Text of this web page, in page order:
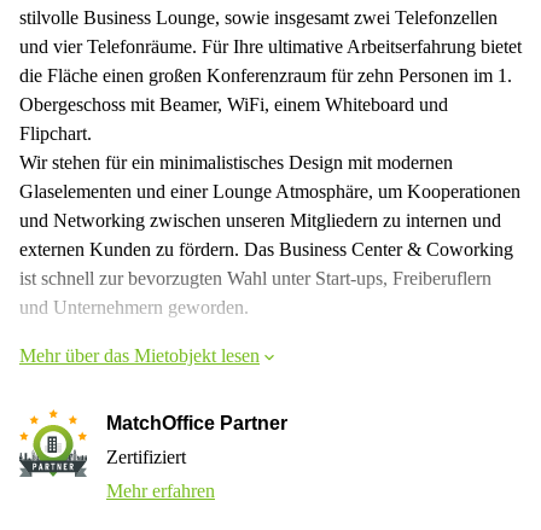
stilvolle Business Lounge, sowie insgesamt zwei Telefonzellen
und vier Telefonräume. Für Ihre ultimative Arbeitserfahrung bietet
die Fläche einen großen Konferenzraum für zehn Personen im 1.
Obergeschoss mit Beamer, WiFi, einem Whiteboard und
Flipchart.
Wir stehen für ein minimalistisches Design mit modernen
Glaselementen und einer Lounge Atmosphäre, um Kooperationen
und Networking zwischen unseren Mitgliedern zu internen und
externen Kunden zu fördern. Das Business Center & Coworking
ist schnell zur bevorzugten Wahl unter Start-ups, Freiberuflern
und Unternehmern geworden.
Mehr über das Mietobjekt lesen
MatchOffice Partner
Zertifiziert
Mehr erfahren